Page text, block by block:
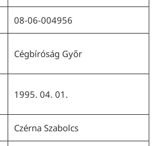
08-06-004956
Cégbíróság Győr
1995. 04. 01.
Czérna Szabolcs